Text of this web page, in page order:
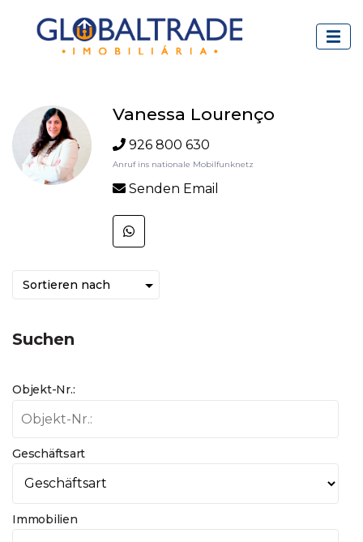
Vanessa Lourenço
926 800 630
Anruf ins nationale Mobilfunknetz
Senden Email
Suchen
Objekt-Nr.:
Geschäftsart
Immobilien